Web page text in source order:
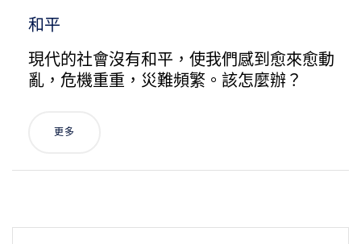
和平
現代的社會沒有和平，使我們感到愈來愈動
亂，危機重重，災難頻繁。該怎麼辦？
更多